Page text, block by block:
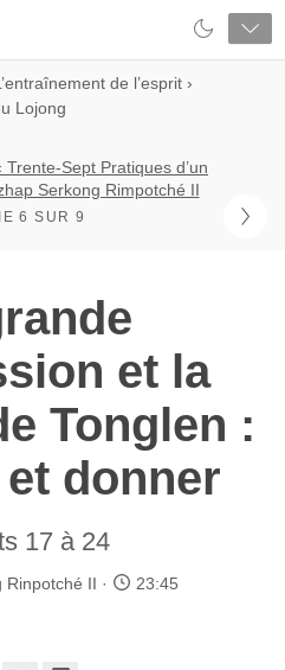
de l’esprit ›
Lojong
Sept Pratiques d’un
Serkong Rimpotché II
6 SUR 9
et la
Tonglen :
donner
17 à 24
Rinpotché II 23:45